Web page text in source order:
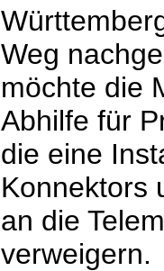
Weg
möchte die
Abhilfe für
die eine
Konnektors
an die
verweigern.